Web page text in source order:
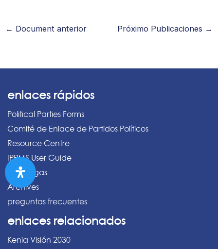
← Document anterior Próximo Publicaciones →
enlaces rápidos
Political Parties Forms
Comité de Enlace de Partidos Políticos
Resource Centre
IPPMS User Guide
Descargas
Archives
preguntas frecuentes
enlaces relacionados
Kenia Visión 2030